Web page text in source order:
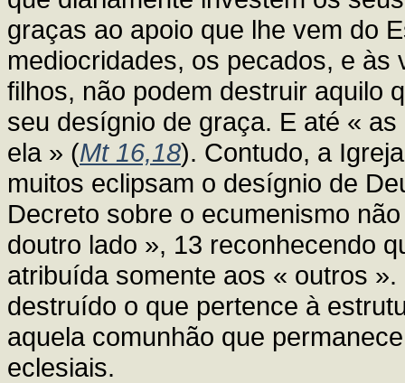
graças ao apoio que lhe vem do
mediocridades, os pecados, e
filhos, não podem destruir aquilo
seu desígnio de graça. E até «
ela » (Mt 16,18). Contudo, a
muitos eclipsam o desígnio de
Decreto sobre o ecumenismo
doutro lado », 13 reconhecendo
atribuída somente aos « outros
destruído o que pertence à
aquela comunhão que
eclesiais.